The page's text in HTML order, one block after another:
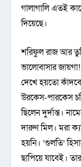
গালাগালি এতই
দিয়েছে।
শরিফুল রাজ আর তুষি
ভালোবাসার
দেখে হয়তো
উরকেস-পারকেস
ছিলেন দুর্দান্ত।
দারুণ মিল। মরা
হয়নি। ‘গুলতি’
ছাপিয়ে যাবেই।